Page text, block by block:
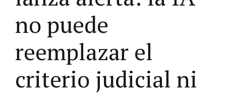
no puede
reemplazar el
criterio judicial ni